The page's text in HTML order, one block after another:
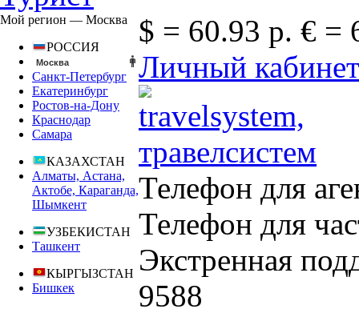
Мой регион — Москва
РОССИЯ
Москва
Санкт-Петербург
Екатеринбург
Ростов-на-Дону
Краснодар
Самара
КАЗАХСТАН
Алматы, Астана,
Актобе, Караганда,
Шымкент
УЗБЕКИСТАН
Ташкент
КЫРГЫЗСТАН
Бишкек
$ = 60.93 р. € =
Личный кабинет
Телефон для
Телефон для
Экстренная
9588